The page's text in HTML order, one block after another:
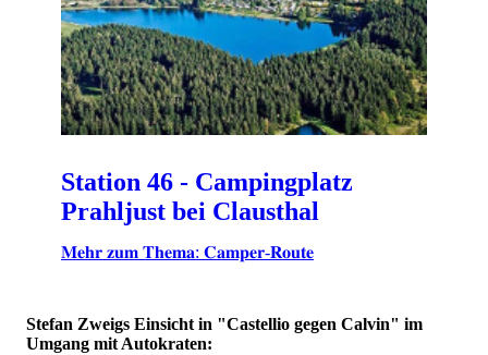
Station 46 - Campingplatz
Prahljust bei Clausthal
𝐌𝐞𝐡𝐫 𝐳𝐮𝐦 𝐓𝐡𝐞𝐦𝐚: 𝐂𝐚𝐦𝐩𝐞𝐫-𝐑𝐨𝐮𝐭𝐞
Stefan Zweigs Einsicht in "Castellio gegen Calvin" im
Umgang mit Autokraten: